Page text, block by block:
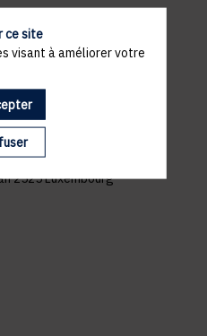
de Luxembourg
2525 Luxembourg
ce site
visant à améliorer votre